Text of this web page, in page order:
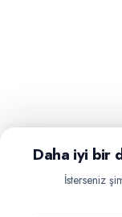
Daha iyi bir
İsterseniz